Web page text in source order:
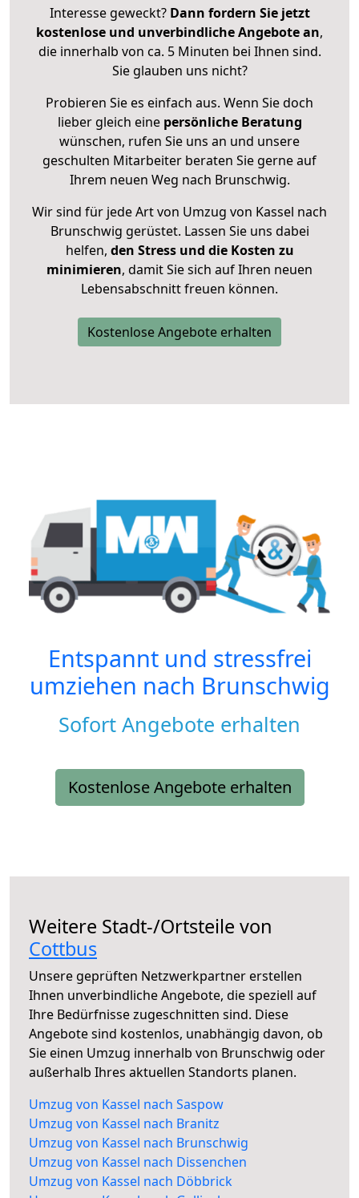
Interesse geweckt? Dann fordern Sie jetzt
kostenlose und unverbindliche Angebote an,
die innerhalb von ca. 5 Minuten bei Ihnen sind.
Sie glauben uns nicht?
Probieren Sie es einfach aus. Wenn Sie doch
lieber gleich eine persönliche Beratung
wünschen, rufen Sie uns an und unsere
geschulten Mitarbeiter beraten Sie gerne auf
Ihrem neuen Weg nach Brunschwig.
Wir sind für jede Art von Umzug von Kassel nach
Brunschwig gerüstet. Lassen Sie uns dabei
helfen, den Stress und die Kosten zu
minimieren, damit Sie sich auf Ihren neuen
Lebensabschnitt freuen können.
Kostenlose Angebote erhalten
Entspannt und stressfrei
umziehen nach Brunschwig
Sofort Angebote erhalten
Kostenlose Angebote erhalten
Weitere Stadt-/Ortsteile von
Cottbus
Unsere geprüften Netzwerkpartner erstellen
Ihnen unverbindliche Angebote, die speziell auf
Ihre Bedürfnisse zugeschnitten sind. Diese
Angebote sind kostenlos, unabhängig davon, ob
Sie einen Umzug innerhalb von Brunschwig oder
außerhalb Ihres aktuellen Standorts planen.
Umzug von Kassel nach Saspow
Umzug von Kassel nach Branitz
Umzug von Kassel nach Brunschwig
Umzug von Kassel nach Dissenchen
Umzug von Kassel nach Döbbrick